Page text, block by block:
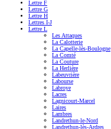
Lettre F
Lettre G
Lettre H
Lettres I-J
Lettre L
Les Attaques
La Calotterie
La Capelle-lès-Boulogne
La Comté
La Couture
La Herlière
Labeuvrière
Labourse
Labroye
Lacres
Lagnicourt-Marcel
Laires
Lambres
Landrethun-le-Nord
Landrethun-lès-Ardres